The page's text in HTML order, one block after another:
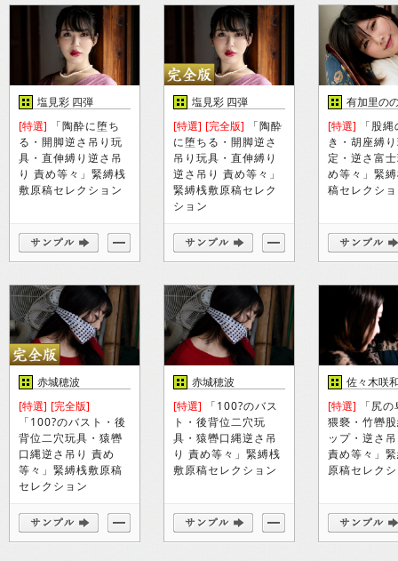
塩見彩 四弾
[特選] 「陶酔に堕ち
る・開脚逆さ吊り玩
具・直伸縛り逆さ吊
り 責め等々」緊縛桟
敷原稿セレクション
塩見彩 四弾
[特選] [完全版] 「陶酔
に堕ちる・開脚逆さ
吊り玩具・直伸縛り
逆さ吊り 責め等々」
緊縛桟敷原稿セレク
ション
有加里の
[特選] 「股
き・胡座縛
定・逆さ富
め等々」緊
稿セレクシ
赤城穂波
[特選] [完全版]
「100?のバスト・後
背位二穴玩具・猿轡
口縄逆さ吊り 責め
等々」緊縛桟敷原稿
セレクション
赤城穂波
[特選] 「100?のバス
ト・後背位二穴玩
具・猿轡口縄逆さ吊
り 責め等々」緊縛桟
敷原稿セレクション
佐々木咲
[特選] 「尻
猥褻・竹轡
ップ・逆さ
責め等々」
原稿セレク